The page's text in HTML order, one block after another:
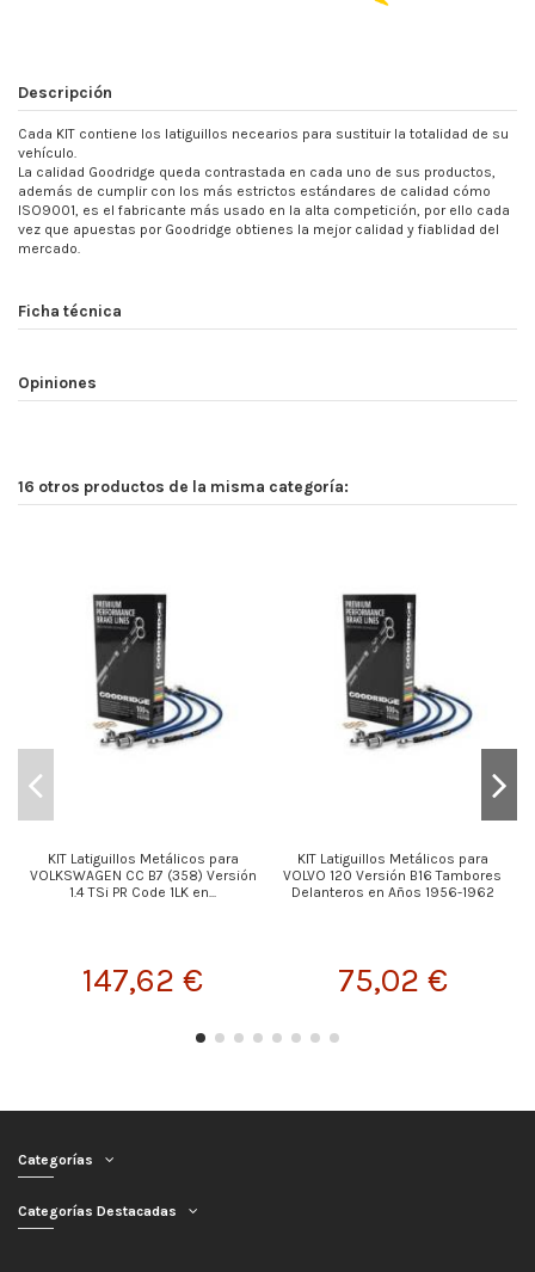
Descripción
Cada KIT contiene los latiguillos necearios para sustituir la totalidad de su
vehículo.
La calidad Goodridge queda contrastada en cada uno de sus productos,
además de cumplir con los más estrictos estándares de calidad cómo
ISO9001, es el fabricante más usado en la alta competición, por ello cada
vez que apuestas por Goodridge obtienes la mejor calidad y fiablidad del
mercado.
Ficha técnica
Opiniones
16 otros productos de la misma categoría:
KIT Latiguillos Metálicos para
VOLKSWAGEN CC B7 (358) Versión
1.4 TSi PR Code 1LK en...
147,62 €
KIT Latiguillos Metálicos para
VOLVO 120 Versión B16 Tambores
Delanteros en Años 1956-1962
75,02 €
Categorías
Categorías Destacadas